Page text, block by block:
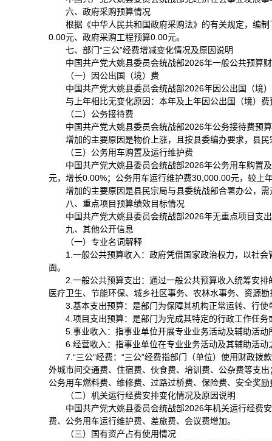
六、政府采购预算情况
根据《中华人民共和国政府采购法》的有关规定，编
0.00元、政府采购工程预算0.00元。
七、部门“三公”经费增减变化情况及原因说明
中国共产党大姚县委员会统战部2026年一般公共预算
（一）因公出国（境）费
中国共产党大姚县委员会统战部2026年因公出国（境
与上年相比无变化原因：本年及上年因公出国（境）
（二）公务接待费
中国共产党大姚县委员会统战部2026年公务接待费预
增加的主要原因是物价上涨，且按县委编办要求，县
（三）公务用车购置及运行维护费
中国共产党大姚县委员会统战部2026年公务用车购置
元，增长0.00%；公务用车运行维护费30,000.00元，较上
增加的主要原因是县民宗局与县委统战部合署办公，
八、重点项目预算绩效目标情况
中国共产党大姚县委员会统战部2026年无重点项目支
九、其他公开信息
（一）专业名词解释
1.一般公共预算收入：政府凭借国家政治权力，以社
面。
2.一般公共预算支出：通过一般公共预算收入统筹安
医疗卫生、节能环保、城乡社区事务、农林水事务、资源
3.基本支出预算：是部门为保障其机构正常运转、行
4.项目支出预算：是部门为完成其特定的行政工作任
5.事业收入：指事业单位开展专业业务活动及辅助活动
6.经营收入：指事业单位在专业业务活动及其辅助活
7.“三公”经费：“三公”经费指部门（单位）使用财政
外城市间交通费、住宿费、伙食费、培训费、公杂费等支
公务用车燃料费、维修费、过路过桥费、保险费、安全奖
（二）机关运行经费安排变化情况及原因说明
中国共产党大姚县委员会统战部2026年机关运行经费
费、公务用车运行维护费、差旅费、会议费增加。
（三）国有资产占有使用情况